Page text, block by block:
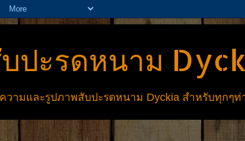
ปะรดหนาม
วามและรูปภาพสับปะรดหนาม Dyckia สำหรับทุกๆท่